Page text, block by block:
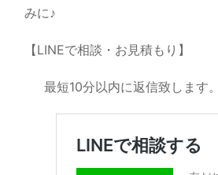
みに♪
【LINEで相談・お見積もり】
最短10分以内に返信致します。